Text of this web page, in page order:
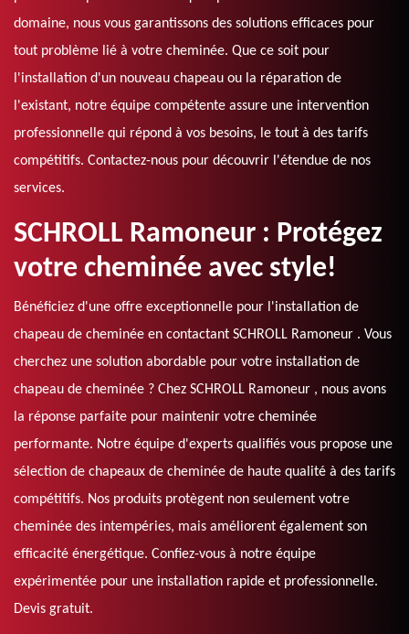
domaine, nous vous garantissons des solutions efficaces pour
tout problème lié à votre cheminée. Que ce soit pour
l'installation d'un nouveau chapeau ou la réparation de
l'existant, notre équipe compétente assure une intervention
professionnelle qui répond à vos besoins, le tout à des tarifs
compétitifs. Contactez-nous pour découvrir l'étendue de nos
services.
SCHROLL Ramoneur : Protégez
votre cheminée avec style!
Bénéficiez d'une offre exceptionnelle pour l'installation de
chapeau de cheminée en contactant SCHROLL Ramoneur . Vous
cherchez une solution abordable pour votre installation de
chapeau de cheminée ? Chez SCHROLL Ramoneur , nous avons
la réponse parfaite pour maintenir votre cheminée
performante. Notre équipe d'experts qualifiés vous propose une
sélection de chapeaux de cheminée de haute qualité à des tarifs
compétitifs. Nos produits protègent non seulement votre
cheminée des intempéries, mais améliorent également son
efficacité énergétique. Confiez-vous à notre équipe
expérimentée pour une installation rapide et professionnelle.
Devis gratuit.